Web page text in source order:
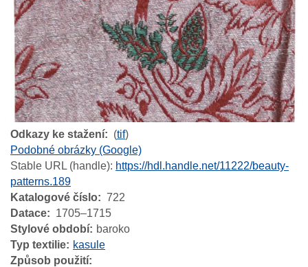
Odkazy ke stažení (tif)
Podobné obrázky (Google)
Stable URL (handle): https://hdl.handle.net/11222/beauty-
patterns.189
Katalogové číslo
722
Datace
1705–1715
Stylové období
baroko
Typ textilie
kasule
Způsob použití